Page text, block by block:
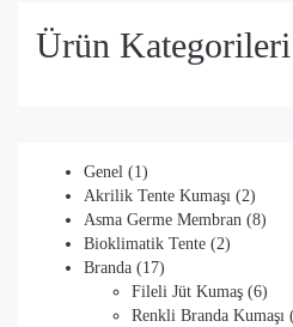
Ürün Kategorileri
Genel 1 1
ürün
Akrilik Tente Kumaşı 22
ürün
Asma Germe Membran 88
Bioklimatik Tente 22
Branda 1717
ürün
Fileli Jüt Kumaş 66
ürün
Renkli Branda Kumaşı